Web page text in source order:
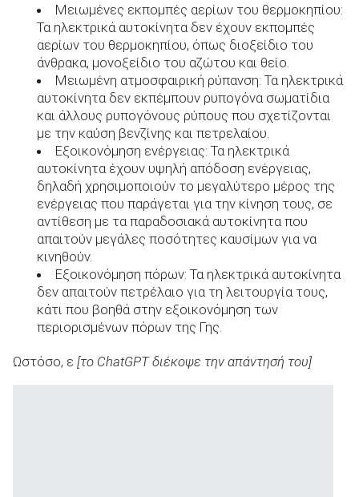
Μειωμένες εκπομπές αερίων του θερμοκηπίου:
Τα ηλεκτρικά αυτοκίνητα δεν έχουν εκπομπές
αερίων του θερμοκηπίου, όπως διοξείδιο του
άνθρακα, μονοξείδιο του αζώτου και θείο.
Μειωμένη ατμοσφαιρική ρύπανση: Τα ηλεκτρικά
αυτοκίνητα δεν εκπέμπουν ρυπογόνα σωματίδια
και άλλους ρυπογόνους ρύπους που σχετίζονται
με την καύση βενζίνης και πετρελαίου.
Εξοικονόμηση ενέργειας: Τα ηλεκτρικά
αυτοκίνητα έχουν υψηλή απόδοση ενέργειας,
δηλαδή χρησιμοποιούν το μεγαλύτερο μέρος της
ενέργειας που παράγεται για την κίνηση τους, σε
αντίθεση με τα παραδοσιακά αυτοκίνητα που
απαιτούν μεγάλες ποσότητες καυσίμων για να
κινηθούν.
Εξοικονόμηση πόρων: Τα ηλεκτρικά αυτοκίνητα
δεν απαιτούν πετρέλαιο για τη λειτουργία τους,
κάτι που βοηθά στην εξοικονόμηση των
περιορισμένων πόρων της Γης.
Ωστόσο, ε [το ChatGPT διέκοψε την απάντησή του]